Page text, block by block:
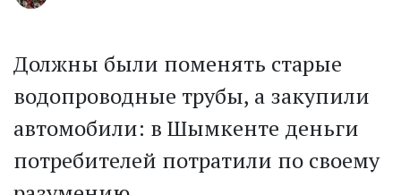
Должны были поменять старые
водопроводные трубы, а закупили
автомобили: в Шымкенте деньги
потребителей потратили по своему